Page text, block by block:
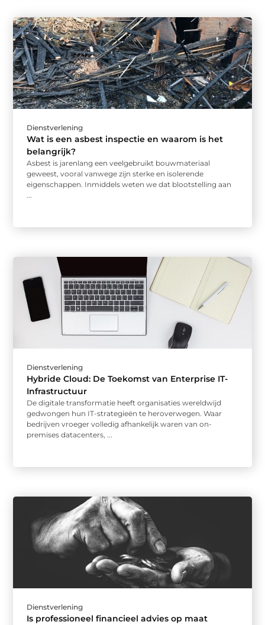
Dienstverlening
Wat is een asbest inspectie en waarom is het
belangrijk?
Asbest is jarenlang een veelgebruikt bouwmateriaal
geweest, vooral vanwege zijn sterke en isolerende
eigenschappen. Inmiddels weten we dat blootstelling aan
...
Dienstverlening
Hybride Cloud: De Toekomst van Enterprise IT-
Infrastructuur
De digitale transformatie heeft organisaties wereldwijd
gedwongen hun IT-strategieën te heroverwegen. Waar
bedrijven vroeger volledig afhankelijk waren van on-
premises datacenters, ...
Dienstverlening
Is professioneel financieel advies op maat